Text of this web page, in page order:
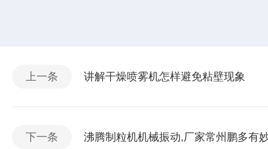
上一条 讲解干燥喷雾机怎样避免粘壁现象
下一条 沸腾制粒机机械振动,厂家常州鹏多有